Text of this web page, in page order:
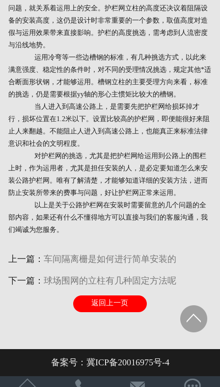
问题，就关系着运用上的安全。护栏网立柱的高度还决议着阻隔设
备的安装高度，这仍是设计时非常重要的一个参数，取值高度对造
假与运用效果带来直接影响。护栏的高度挑选，需考虑到人流密度
与沿线地势。
运用冷弯等一些边槽钢的标准，有几种挑选方式，以此来
满意强度、稳定性的条件时，对不同的受理情况挑选，规定其他*适
合断面形状钢，才能够运用。槽钢立柱的主要受理方向来看，标准
的挑选，仍是需要根据yy轴的形心主惯矩比较大的槽钢。
当人进入到高速公路上，是需要先把护栏网给损坏掉才
行，损坏位置在1.2米以下。设置比较高的护栏网，即便能很好来阻
止人来翻越。不能阻止人进入到高速公路上，也能真正来标准法律
意识和社会的文明程度。
对护栏网的挑选，尤其是把护栏网给运用到公路上的围栏
上时，作为运用者，尤其是担任安装的人，是必定要知道怎么来安
装公路护栏网。唯有了解清楚，才能够知道详细的安装方法，进而
防止安装所带来的费事与问题，好让护栏网正常来运用。
以上是关于公路护栏网在安装时需要留意的几个问题的全
部内容，如果还有什么不懂得地方可以直接与我们的客服沟通，我
们竭诚为您服务。
上一篇： 车间隔离栅是如何进行简单安装的
下一篇： 球场围网的立柱有几种固定方法呢
返回上一页
备案号： 冀ICP备20016975号-4